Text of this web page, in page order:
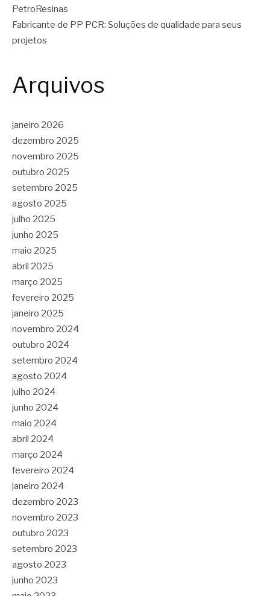
PetroResinas
Fabricante de PP PCR: Soluções de qualidade para seus
projetos
Arquivos
janeiro 2026
dezembro 2025
novembro 2025
outubro 2025
setembro 2025
agosto 2025
julho 2025
junho 2025
maio 2025
abril 2025
março 2025
fevereiro 2025
janeiro 2025
novembro 2024
outubro 2024
setembro 2024
agosto 2024
julho 2024
junho 2024
maio 2024
abril 2024
março 2024
fevereiro 2024
janeiro 2024
dezembro 2023
novembro 2023
outubro 2023
setembro 2023
agosto 2023
junho 2023